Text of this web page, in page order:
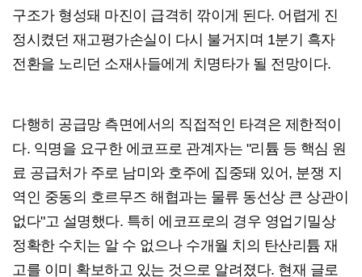
구조가 형성돼 마진이 급격히 깎이게 된다. 어렵게 진
정시켰던 재고평가손실이 다시 불거지며 1분기 흑자
전환을 노리던 소재사들에게 치명타가 될 전망이다.
다행히 공급망 측면에서의 직접적인 타격은 제한적이
다. 익명을 요구한 에코프로 관계자는 "리튬 등 핵심 원
료 공급처가 주로 남미와 호주에 집중돼 있어, 분쟁 지
역인 중동의 호르무즈 해협과는 물류 동선상 큰 상관이
없다"고 설명했다. 특히 에코프로의 경우 영업기밀상
정확한 수치는 알 수 없으나 수개월 치의 탄산리튬 재
고를 이미 확보하고 있는 것으로 알려졌다. 현재 글로